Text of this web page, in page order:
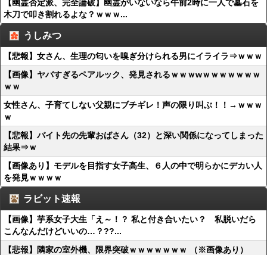
【幽霊否定派、完全論破】幽霊がいないなら午前2時に一人で墓石を
木刀で叩き割れるよな？ｗｗｗ...
うしみつ
【悲報】女さん、生理の匂いを嗅ぎ分けられる男にイライラ⇒ｗｗｗ
【画像】ヤバすぎるペアルック、発見されるｗｗｗwｗｗｗｗｗｗｗ
ｗｗ
女性さん、子育てしない父親にブチギレ！声の限り叫ぶ！！→ｗｗｗ
ｗ
【悲報】バイト先の先輩おばさん（32）と深い関係になってしまった
結果⇒ｗ
【画像あり】モデルを目指す女子高生、６人の中で明らかにデカい人
を発見ｗｗｗｗ
ラビット速報
【画像】芋系女子大生「え～！？ 私と付き合いたい？ 私脱いだら
こんなんだけどいいの…？??...
【悲報】隣家の室外機、限界突破ｗｗｗｗｗｗｗ （※画像あり）